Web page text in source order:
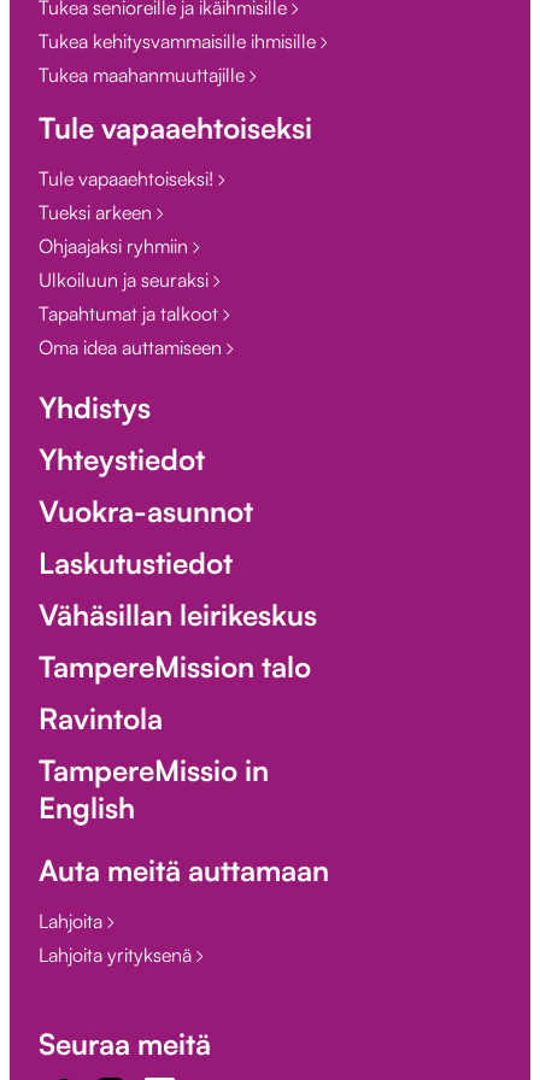
Tukea senioreille ja ikäihmisille
Tukea kehitysvammaisille ihmisille
Tukea maahanmuuttajille
Tule vapaaehtoiseksi
Tule vapaaehtoiseksi!
Tueksi arkeen
Ohjaajaksi ryhmiin
Ulkoiluun ja seuraksi
Tapahtumat ja talkoot
Oma idea auttamiseen
Yhdistys
Yhteystiedot
Vuokra-asunnot
Laskutustiedot
Vähäsillan leirikeskus
TampereMission talo
Ravintola
TampereMissio in
English
Auta meitä auttamaan
Lahjoita
Lahjoita yrityksenä
Seuraa meitä